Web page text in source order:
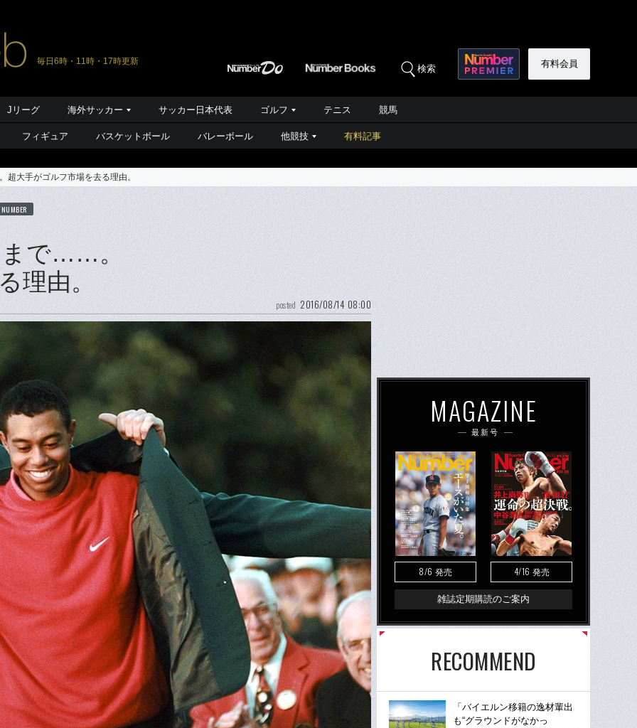
毎日6時・11時・17時更新
検索 有料会員
Jリーグ 海外サッカー サッカー日本代表 ゴルフ テニス 競馬
フィギュア バスケットボール バレーボール 他競技 有料記事
大手がゴルフ市場を去る理由。
で……。
理由。
posted 2016/08/14 08:00
MAGAZINE
最新号
8/6 発売 4/16 発売
雑誌定期購読のご案内
RECOMMEND
「バイエルン移籍の逸材輩出
も“グラウンドがなかっ